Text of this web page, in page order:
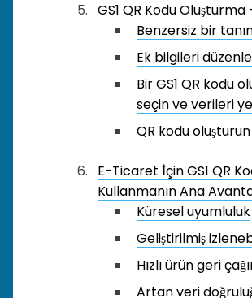
GS1 QR Kodu Oluşturma
Benzersiz bir
Ek bilgileri
Bir GS1 QR kodu
seçin ve verileri
QR kodu
E-Ticaret İçin GS1 QR
Kullanmanın Ana
Küresel uyumluluk
Geliştirilmiş
Hızlı ürün geri
Artan veri